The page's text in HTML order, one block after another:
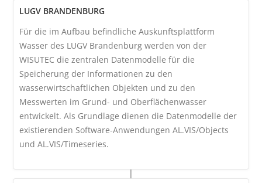
LUGV BRANDENBURG
Für die im Aufbau befindliche Auskunftsplattform
Wasser des LUGV Brandenburg werden von der
WISUTEC die zentralen Datenmodelle für die
Speicherung der Informationen zu den
wasserwirtschaftlichen Objekten und zu den
Messwerten im Grund- und Oberflächenwasser
entwickelt. Als Grundlage dienen die Datenmodelle der
existierenden Software-Anwendungen AL.VIS/Objects
und AL.VIS/Timeseries.